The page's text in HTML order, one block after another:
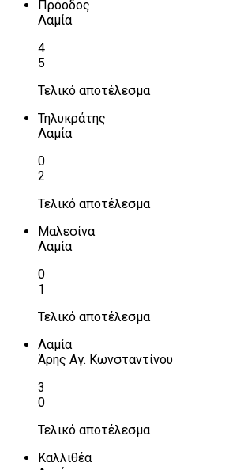
Πρόοδος
Λαμία
4
5
Τελικό αποτέλεσμα
Τηλυκράτης
Λαμία
0
2
Τελικό αποτέλεσμα
Μαλεσίνα
Λαμία
0
1
Τελικό αποτέλεσμα
Λαμία
Άρης Αγ. Κωνσταντίνου
3
0
Τελικό αποτέλεσμα
Καλλιθέα